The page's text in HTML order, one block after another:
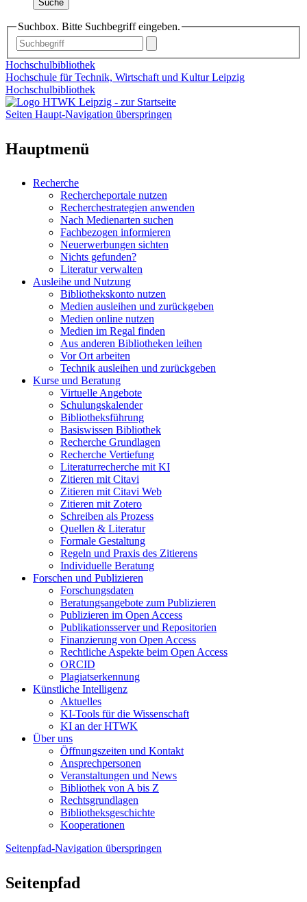
Suche
Suchbox. Bitte Suchbegriff eingeben.
Hochschulbibliothek
Hochschule für Technik, Wirtschaft und Kultur Leipzig
Hochschulbibliothek
Seiten Haupt-Navigation überspringen
Hauptmenü
Recherche
Rechercheportale nutzen
Recherchestrategien anwenden
Nach Medienarten suchen
Fachbezogen informieren
Neuerwerbungen sichten
Nichts gefunden?
Literatur verwalten
Ausleihe und Nutzung
Bibliothekskonto nutzen
Medien ausleihen und zurückgeben
Medien online nutzen
Medien im Regal finden
Aus anderen Bibliotheken leihen
Vor Ort arbeiten
Technik ausleihen und zurückgeben
Kurse und Beratung
Virtuelle Angebote
Schulungskalender
Bibliotheksführung
Basiswissen Bibliothek
Recherche Grundlagen
Recherche Vertiefung
Literaturrecherche mit KI
Zitieren mit Citavi
Zitieren mit Citavi Web
Zitieren mit Zotero
Schreiben als Prozess
Quellen & Literatur
Formale Gestaltung
Regeln und Praxis des Zitierens
Individuelle Beratung
Forschen und Publizieren
Forschungsdaten
Beratungsangebote zum Publizieren
Publizieren im Open Access
Publikationsserver und Repositorien
Finanzierung von Open Access
Rechtliche Aspekte beim Open Access
ORCID
Plagiatserkennung
Künstliche Intelligenz
Aktuelles
KI-Tools für die Wissenschaft
KI an der HTWK
Über uns
Öffnungszeiten und Kontakt
Ansprechpersonen
Veranstaltungen und News
Bibliothek von A bis Z
Rechtsgrundlagen
Bibliotheksgeschichte
Kooperationen
Seitenpfad-Navigation überspringen
Seitenpfad